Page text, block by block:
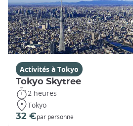
Activités à Tokyo
Tokyo Skytree
2 heures
Tokyo
32 €par personne